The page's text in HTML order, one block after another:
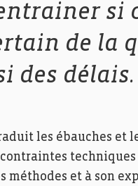
si
de la
des délais.
les ébauches et
techniques
méthodes et à son